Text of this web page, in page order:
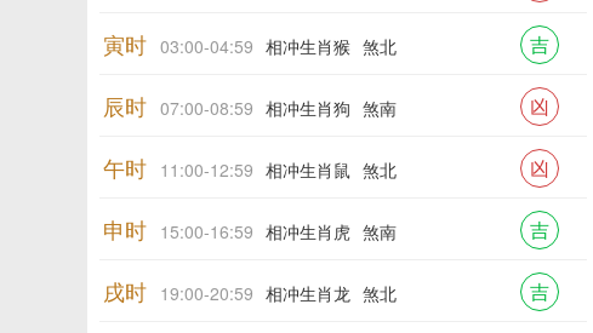
寅时 03:00-04:59 相冲生肖猴 煞北 吉
辰时 07:00-08:59 相冲生肖狗 煞南 凶
午时 11:00-12:59 相冲生肖鼠 煞北 凶
申时 15:00-16:59 相冲生肖虎 煞南 吉
戌时 19:00-20:59 相冲生肖龙 煞北 吉